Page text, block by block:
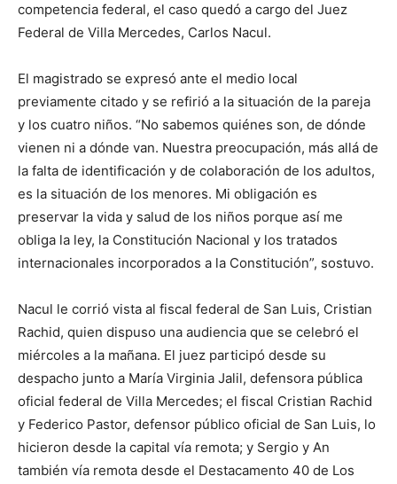
competencia federal, el caso quedó a cargo del Juez
Federal de Villa Mercedes, Carlos Nacul.
El magistrado se expresó ante el medio local
previamente citado y se refirió a la situación de la pareja
y los cuatro niños. “No sabemos quiénes son, de dónde
vienen ni a dónde van. Nuestra preocupación, más allá de
la falta de identificación y de colaboración de los adultos,
es la situación de los menores. Mi obligación es
preservar la vida y salud de los niños porque así me
obliga la ley, la Constitución Nacional y los tratados
internacionales incorporados a la Constitución”, sostuvo.
Nacul le corrió vista al fiscal federal de San Luis, Cristian
Rachid, quien dispuso una audiencia que se celebró el
miércoles a la mañana. El juez participó desde su
despacho junto a María Virginia Jalil, defensora pública
oficial federal de Villa Mercedes; el fiscal Cristian Rachid
y Federico Pastor, defensor público oficial de San Luis, lo
hicieron desde la capital vía remota; y Sergio y An
también vía remota desde el Destacamento 40 de Los